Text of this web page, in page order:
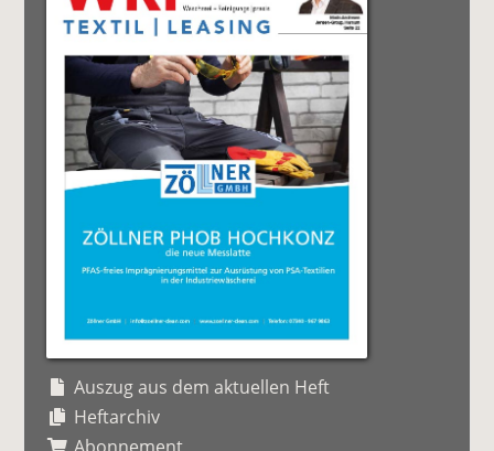
Auszug aus dem aktuellen Heft
Heftarchiv